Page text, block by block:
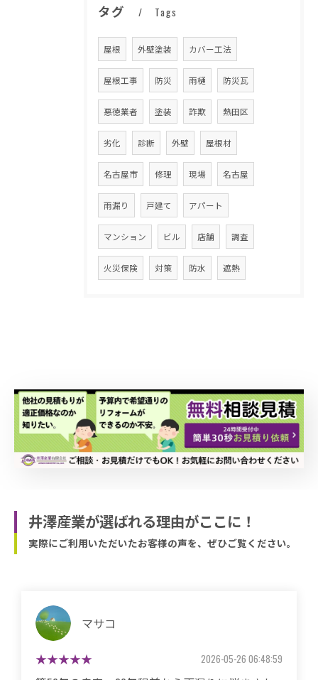
タグ Tags
屋根 外壁塗装 カバー工法
屋根工事 防災 雨樋 防災瓦
悪徳業者 塗装 詐欺 熱田区
劣化 診断 外壁 屋根材
名古屋市 修理 現場 名古屋
雨漏り 戸建て アパート
マンション ビル 店舗 調査
火災保険 対策 防水 遮熱
井澤産業が選ばれる理由がここに！
実際にご利用いただいたお客様の声を、ぜひご覧ください。
マサコ
2026-05-26 06:48:59